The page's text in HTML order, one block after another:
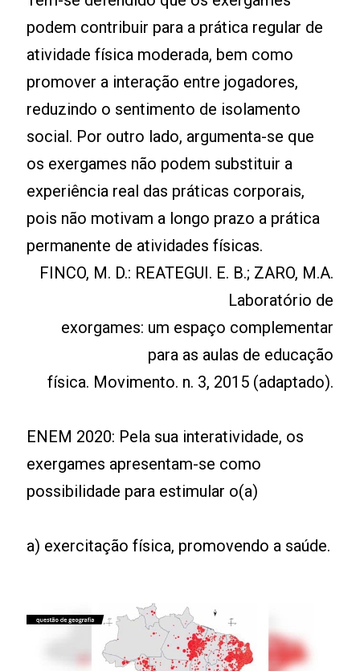
podem contribuir para a prática regular de
atividade física moderada, bem como
promover a interação entre jogadores,
reduzindo o sentimento de isolamento
social. Por outro lado, argumenta-se que
os exergames não podem substituir a
experiência real das práticas corporais,
pois não motivam a longo prazo a prática
permanente de atividades físicas.
FINCO, M. D.: REATEGUI. E. B.; ZARO, M.A.
Laboratório de
exorgames: um espaço complementar
para as aulas de educação
física. Movimento. n. 3, 2015 (adaptado).
ENEM 2020: Pela sua interatividade, os
exergames apresentam-se como
possibilidade para estimular o(a)
a) exercitação física, promovendo a saúde.